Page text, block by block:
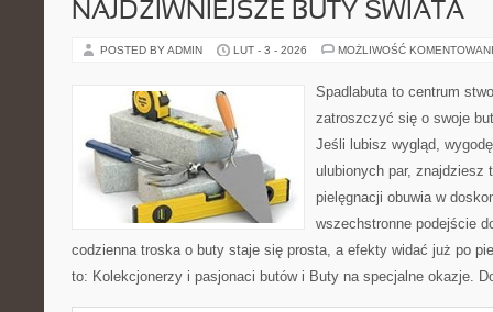
NAJDZIWNIEJSZE BUTY ŚWIATA
POSTED BY ADMIN LUT - 3 - 2026 MOŻLIWOŚĆ
Spadlabuta to centrum
zatroszczyć się o swoje
Jeśli lubisz wygląd,
ulubionych par, znajdziesz
pielęgnacji obuwia w
wszechstronne podejście
codzienna troska o buty staje się prosta, a efekty widać już po
to: Kolekcjonerzy i pasjonaci butów i Buty na specjalne okazje.